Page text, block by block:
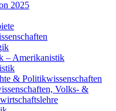
2025
– Amerikanistik
& Politikwissenschaften
Volks- &